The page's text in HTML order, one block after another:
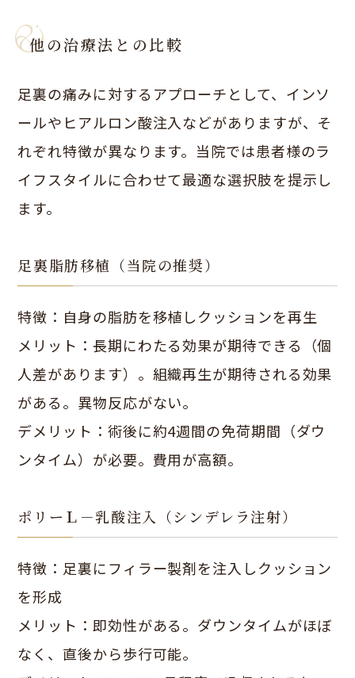
他の治療法との比較
足裏の痛みに対するアプローチとして、インソ
ールやヒアルロン酸注入などがありますが、そ
れぞれ特徴が異なります。当院では患者様のラ
イフスタイルに合わせて最適な選択肢を提示し
ます。
足裏脂肪移植（当院の推奨）
特徴：自身の脂肪を移植しクッションを再生
メリット：長期にわたる効果が期待できる（個
人差があります）。組織再生が期待される効果
がある。異物反応がない。
デメリット：術後に約4週間の免荷期間（ダウ
ンタイム）が必要。費用が高額。
ポリーＬ－乳酸注入（シンデレラ注射）
特徴：足裏にフィラー製剤を注入しクッション
を形成
メリット：即効性がある。ダウンタイムがほぼ
なく、直後から歩行可能。